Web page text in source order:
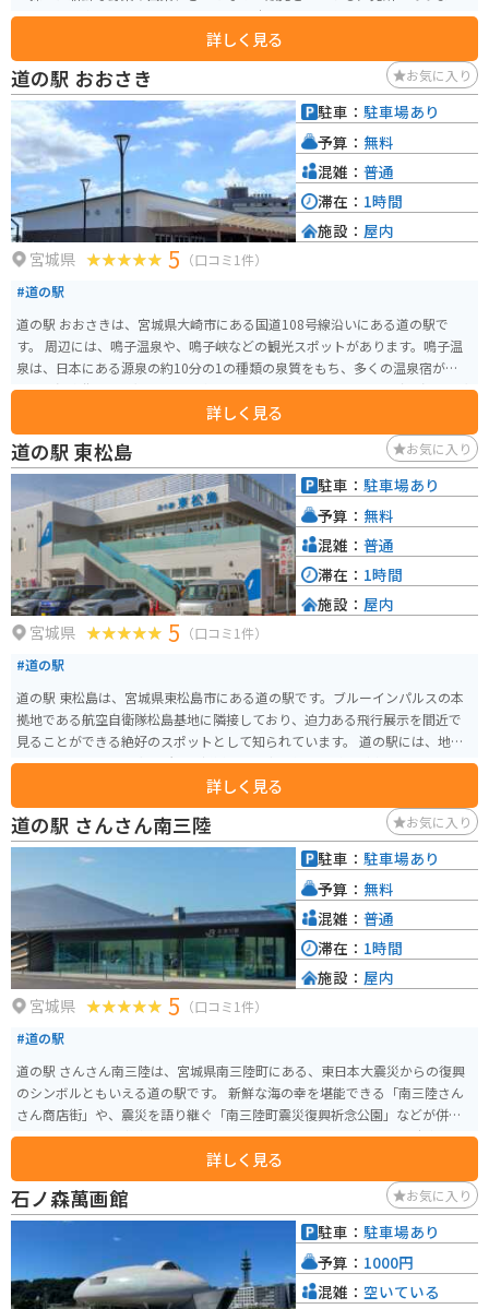
す。 特に人気なのは、地元産のブランド米「ササニシキ」や「ひとめぼれ」
だんに使った郷土料理やそばなどを味わうことができます。 バイクでのツー
リングにも最適な場所で、駐車場も広いため、休憩場所としてもおすすめで
す。 道の駅 林林館では、季節ごとのイベントも開催されているので、訪れる
前にホームページなどで情報をチェックしておくと良いでしょう。
詳しく見る
道の駅 おおさき お気に入り
宮城県 5 （口コミ1件）
#道の駅
道の駅 おおさきは、宮城県大崎市にある国道108号線沿いにある道の駅で
す。 周辺には、鳴子温泉や、鳴子峡などの観光スポットがあります。鳴子温
泉は、日本にある源泉の約10分の1の種類の泉質をもち、多くの温泉宿が軒を
連ねる温泉街です。湯めぐりを楽しむのも良いでしょう。また、鳴子峡は、奇
岩怪岩が連なる渓谷で、紅葉の名所としても知られています。 道の駅おおさ
きでは、地元産の新鮮な野菜や果物を買うことができます。また、レストラ
ンでは、地元産の食材を使った料理を楽しむことができます。 バイクで訪れ
る場合、道の駅には広い駐車場が併設されているので安心して駐車できま
す。また、周辺の道路は、自然豊かな景色を楽しめるワインディングロード
が多いので、ツーリングにも最適です。道の駅おおさきを拠点に、宮城県の
豊かな自然を満喫してみてはいかがでしょうか。
詳しく見る
駐車： 駐車場あり
予算： 無料
混雑： 普通
滞在： 1時間
施設： 屋内
道の駅 東松島 お気に入り
宮城県 5 （口コミ1件）
#道の駅
道の駅 東松島は、宮城県東松島市にある道の駅です。ブルーインパルスの本
拠地である航空自衛隊松島基地に隣接しており、迫力ある飛行展示を間近で
見ることができる絶好のスポットとして知られています。 道の駅には、地元
の特産品を販売する直売所や、新鮮な魚介類を使った料理が楽しめるレスト
ランがあります。東松島産の海苔や牡蠣などの海産物はもちろんのこと、地
元で採れた新鮮な野菜や果物も購入できます。また、レストランでは、地元
産の食材をふんだんに使った定食や丼物、麺類などが味わえます。特に、牡
蠣を使った料理は人気が高く、訪れた際にはぜひ試してみてください。 バイ
クで訪れる場合は、道の駅に隣接する駐車場にバイク専用の駐車スペースが
用意されているので、安心して駐車できます。また、道の駅周辺には、松島
基地の展示格納庫や、太平洋を一望できる展望台など、バイクで気軽に立ち
寄れる観光スポットが点在しています。風を感じながら、美しい景色を堪能
するツーリングを楽しんでみてはいかがでしょうか。 道の駅 東松島は、ブル
ーインパルスの飛行展示を間近で見られるだけでなく、地元の特産品やグル
メも楽しめる魅力的なスポットです。周辺には、歴史的な建造物や自然豊か
ださい。
詳しく見る
駐車： 駐車場あり
予算： 無料
混雑： 普通
滞在： 1時間
施設： 屋内
道の駅 さんさん南三陸 お気に入り
宮城県 5 （口コミ1件）
#道の駅
道の駅 さんさん南三陸は、宮城県南三陸町にある、東日本大震災からの復興
のシンボルともいえる道の駅です。 新鮮な海の幸を堪能できる「南三陸さん
さん商店街」や、震災を語り継ぐ「南三陸町震災復興祈念公園」などが併設
されており、一日中楽しむことができます。 バイクで訪れる場合、駐車場も
広く、休憩場所としても最適です。 南三陸町は、新鮮な魚介類が有名で、特
にタコは絶品です。 道の駅 さんさん南三陸でも、新鮮な魚介類を使った料理
や、地元の特産品を購入することができます。 震災の記憶を未来へ繋ぐ場所
として、ぜひ一度訪れてみてください。
詳しく見る
駐車： 駐車場あり
予算： 無料
混雑： 普通
滞在： 1時間
施設： 屋内
石ノ森萬画館 お気に入り
駐車： 駐車場あり
予算： 1000円
混雑： 空いている